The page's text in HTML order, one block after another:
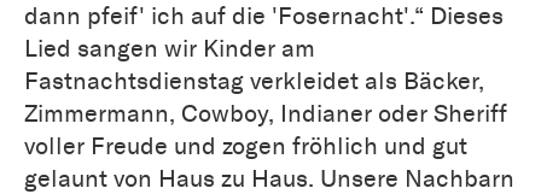
dann pfeif' ich auf die 'Fosernacht'.“ Dieses
Lied sangen wir Kinder am
Fastnachtsdienstag verkleidet als Bäcker,
Zimmermann, Cowboy, Indianer oder Sheriff
voller Freude und zogen fröhlich und gut
gelaunt von Haus zu Haus. Unsere Nachbarn